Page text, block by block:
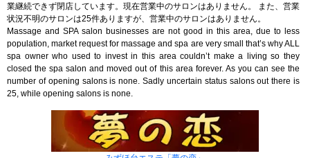
業継続できず閉店しています。現在営業中のサロンはありません。 また、営業
状況不明のサロンは25件ありますが、営業中のサロンはありません。
Massage and SPA salon businesses are not good in this area, due to less
population, market request for massage and spa are very small that’s why ALL
spa owner who used to invest in this area couldn’t make a living so they
closed the spa salon and moved out of this area forever. As you can see the
number of opening salons is none. Sadly uncertain status salons out there is
25, while opening salons is none.